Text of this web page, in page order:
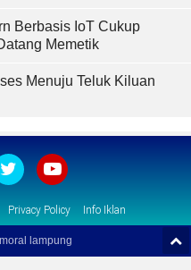
Berbasis IoT Cukup
Memetik
Menuju Teluk Kiluan
Privacy Policy Info Iklan
lampung